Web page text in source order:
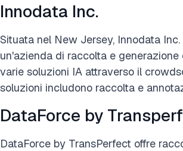
Innodata Inc.
Situata nel New Jersey, Innodata
un'azienda di raccolta e generazione
varie soluzioni IA attraverso il
soluzioni includono raccolta e
DataForce by
DataForce by TransPerfect offre